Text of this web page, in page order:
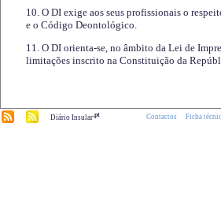
10. O DI exige aos seus profissionais o
e o Código Deontológico.
11. O DI orienta-se, no âmbito da Lei de
limitações inscrito na Constituição da
Diário Insular.pt Contactos Ficha